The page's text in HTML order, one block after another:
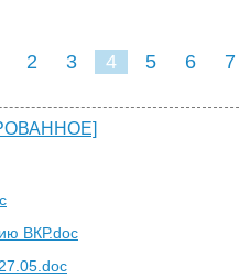
2 3 4 5 6 7
ВКР.doc